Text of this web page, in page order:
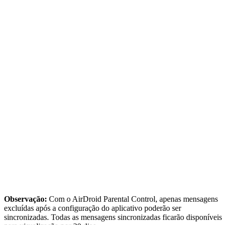
Observação: Com o AirDroid Parental Control, apenas mensagens
excluídas após a configuração do aplicativo poderão ser
sincronizadas. Todas as mensagens sincronizadas ficarão disponíveis